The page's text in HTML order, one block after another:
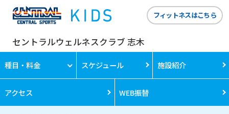
セントラルウェルネスクラブ 志木
フィットネスはこちら
種目・料金 スケジュール 施設紹介
アクセス WEB振替